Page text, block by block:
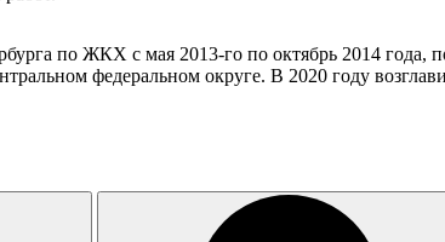
по ЖКХ с мая 2013-го по октябрь 2014 года,
федеральном округе. В 2020 году